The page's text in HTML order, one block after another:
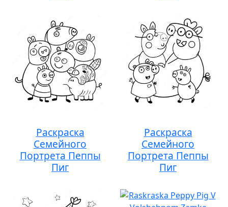
Раскраска
Семейного
Портрета Пеппы
Пиг
Раскраска
Семейного
Портрета Пеппы
Пиг